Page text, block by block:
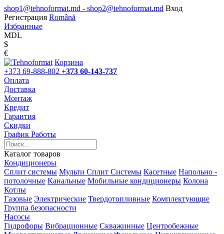
shop1@tehnoformat.md - shop2@tehnoformat.md Вход
Регистрация Română
Избранные
MDL
$
€
Корзина
+373 69-888-802 +373 60-143-737
Оплата
Доставка
Монтаж
Кредит
Гарантия
Скидки
График Работы
Каталог товаров
Кондиционеры
Сплит системы Мульти Сплит Системы Касетные Напольно -
потолочные Канальные Мобильные кондиционеры Колона
Котлы
Газовые Электрические Твердотопливные Комплектующие
Группа безопасности
Насосы
Гидрофоры Вибрационные Скважинные Центробежные